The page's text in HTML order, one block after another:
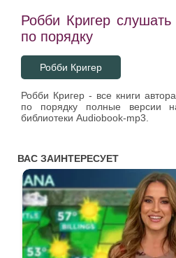
Робби Кригер слушать
по порядку
Робби Кригер
Робби Кригер - все книги
по порядку полные версии
библиотеки Audiobook-mp3.